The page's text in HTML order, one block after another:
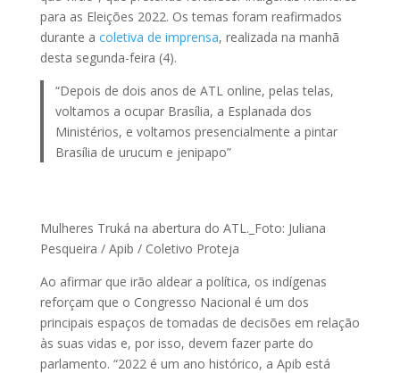
para as Eleições 2022. Os temas foram reafirmados
durante a coletiva de imprensa, realizada na manhã
desta segunda-feira (4).
“Depois de dois anos de ATL online, pelas telas,
voltamos a ocupar Brasília, a Esplanada dos
Ministérios, e voltamos presencialmente a pintar
Brasília de urucum e jenipapo”
Mulheres Truká na abertura do ATL._Foto: Juliana
Pesqueira / Apib / Coletivo Proteja
Ao afirmar que irão aldear a política, os indígenas
reforçam que o Congresso Nacional é um dos
principais espaços de tomadas de decisões em relação
às suas vidas e, por isso, devem fazer parte do
parlamento. “2022 é um ano histórico, a Apib está